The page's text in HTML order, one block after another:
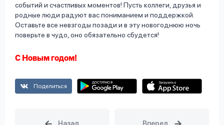
событий и счастливых моментов! Пусть коллеги, друзья и
родные люди радуют вас пониманием и поддержкой.
Оставьте все невзгоды позади и в эту новогоднюю ночь
поверьте в чудо, оно обязательно сбудется!
С Новым годом!
Поделиться